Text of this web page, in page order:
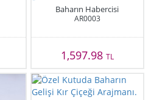
Baharın Habercisi
AR0003
1,597.98 TL